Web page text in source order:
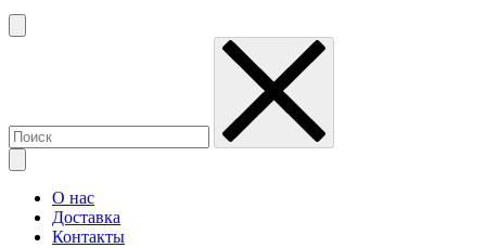
О нас
Доставка
Контакты